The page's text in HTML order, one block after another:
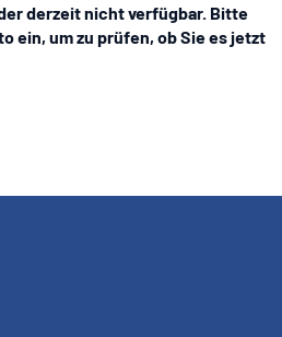
derzeit nicht verfügbar. Bitte
ein, um zu prüfen, ob Sie es jetzt